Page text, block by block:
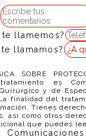
llamemos?
llamamos?
SOBRE
es
y de
finalidad del
Tienes
así como otros
que puedes
Comunicaciones